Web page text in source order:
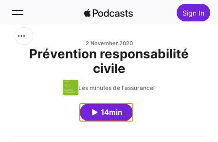
Sign In
2 November 2020
Prévention responsabilité
civile
Les minutes de l'assurance
14min